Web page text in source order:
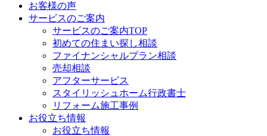
お客様の声
サービスのご案内
サービスのご案内TOP
初めての住まい探し相談
ファイナンシャルプラン相談
売却相談
アフターサービス
スタイリッシュホーム行政書士
リフォーム施工事例
お役立ち情報
お役立ち情報